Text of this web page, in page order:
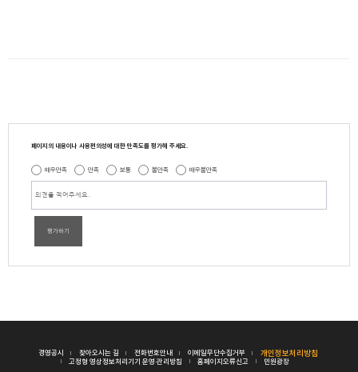
페이지의 내용이나 사용편의성에 대한 만족도를 평가해 주세요.
매우만족 만족 보통 불만족 매우불만족
평가하기
경영공시 찾아오시는 길 전화번호안내 이메일무단수집거부 개인정보처리방침
고정형 영상정보처리기기 운영·관리방침 홈페이지오류신고 민원광장